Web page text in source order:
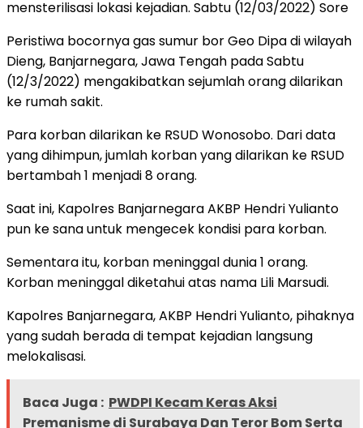
mensterilisasi lokasi kejadian. Sabtu (12/03/2022) Sore
Peristiwa bocornya gas sumur bor Geo Dipa di wilayah
Dieng, Banjarnegara, Jawa Tengah pada Sabtu
(12/3/2022) mengakibatkan sejumlah orang dilarikan
ke rumah sakit.
Para korban dilarikan ke RSUD Wonosobo. Dari data
yang dihimpun, jumlah korban yang dilarikan ke RSUD
bertambah 1 menjadi 8 orang.
Saat ini, Kapolres Banjarnegara AKBP Hendri Yulianto
pun ke sana untuk mengecek kondisi para korban.
Sementara itu, korban meninggal dunia 1 orang.
Korban meninggal diketahui atas nama Lili Marsudi.
Kapolres Banjarnegara, AKBP Hendri Yulianto, pihaknya
yang sudah berada di tempat kejadian langsung
melokalisasi.
Baca Juga : PWDPI Kecam Keras Aksi
Premanisme di Surabaya Dan Teror Bom Serta